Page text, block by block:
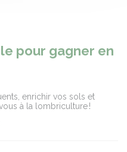
pour gagner en
enrichir vos sols et
à la lombriculture !